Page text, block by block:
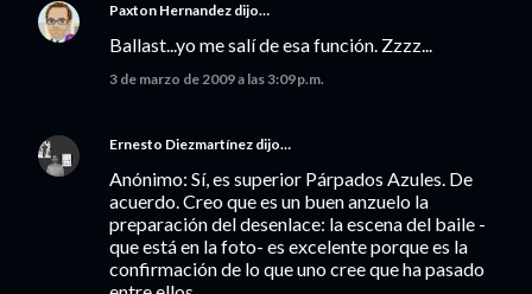
Paxton Hernandez dijo…
Ballast...yo me salí de esa función. Zzzz...
3 de marzo de 2009 a las 3:09 p.m.
Ernesto Diezmartínez dijo…
Anónimo: Sí, es superior Párpados Azules. De
acuerdo. Creo que es un buen anzuelo la
preparación del desenlace: la escena del baile -
que está en la foto- es excelente porque es la
confirmación de lo que uno cree que ha pasado